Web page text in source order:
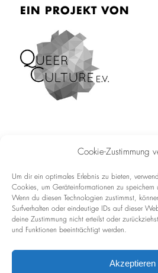
Cookie-Zustimmung
Um dir ein optimales Erlebnis zu bieten,
Cookies, um Geräteinformationen zu
Wenn du diesen Technologien zustimmst,
Surfverhalten oder eindeutige IDs auf dieser
deine Zustimmung nicht erteilst oder
und Funktionen beeinträchtigt werden.
Akzeptieren
EIN PROJEKT VON
Impressum
Datenschutz